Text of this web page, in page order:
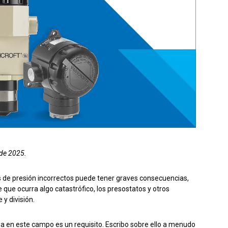
producto Solicitar presupuesto
2025.
presión incorrectos puede tener graves consecuencias,
que ocurra algo catastrófico, los presostatos y otros
división.
este campo es un requisito. Escribo sobre ello a menudo